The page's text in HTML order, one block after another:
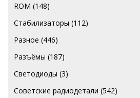
ROM (148)
Стабилизаторы (112)
Разное (446)
Разъёмы (187)
Светодиоды (3)
Советские радиодетали (542)